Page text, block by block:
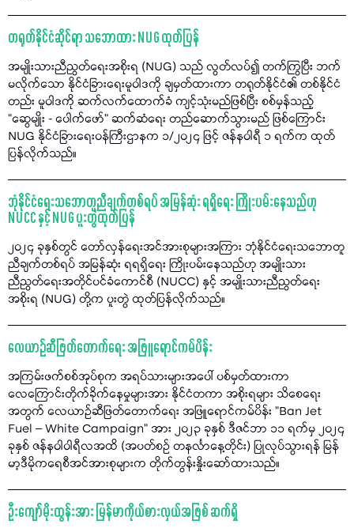
တရုတ်နိုင်ငံဆိုင်ရာ သဘောထား NUG ထုတ်ပြန်
အမျိုးသားညီညွတ်ရေးအစိုးရ (NUG) သည် လွတ်လပ်၍ တက်ကြွပြီး ဘက်
မလိုက်သော နိုင်ငံခြားရေးမူဝါဒကို ချမှတ်ထားကာ တရုတ်နိုင်ငံ၏ တစ်နိုင်ငံ
တည်း မူဝါဒကို ဆက်လက်ထောက်ခံ ကျင့်သုံးမည်ဖြစ်ပြီး စစ်မှန်သည့်
"ဆွေမျိုး - ပေါက်ဖော်" ဆက်ဆံရေး တည်ဆောက်သွားမည် ဖြစ်ကြောင်း
NUG နိုင်ငံခြားရေးဝန်ကြီးဌာနက ၁/၂၀၂၄ ဖြင့် ဇန်နဝါရီ ၁ ရက်က ထုတ်
ပြန်လိုက်သည်။
ဘုံနိုင်ငံရေးသဘောတူညီချက်တစ်ရပ် အမြန်ဆုံး ရရှိရေး ကြိုးပမ်းနေသည်ဟု
NUCC နှင့် NUG ပူးတွဲထုတ်ပြန်
၂၀၂၄ ခုနှစ်တွင် တော်လှန်ရေးအင်အားစုများအကြား ဘုံနိုင်ငံရေးသဘောတူ
ညီချက်တစ်ရပ် အမြန်ဆုံး ရရရှိရေး ကြိုးပမ်းနေသည်ဟု အမျိုးသား
ညီညွတ်ရေးအတိုင်ပင်ခံကောင်စီ (NUCC) နှင့် အမျိုးသားညီညွတ်ရေး
အစိုးရ (NUG) တို့က ပူးတွဲ ထုတ်ပြန်လိုက်သည်။
လေယာဉ်ဆီဖြတ်တောက်ရေး အဖြူရောင်ကမ်ပိန်း
အကြမ်းဖက်စစ်အုပ်စုက အရပ်သားများအပေါ် ပစ်မှတ်ထားကာ
လေကြောင်းတိုက်ခိုက်နေမှုများအား နိုင်ငံတကာ အစိုးရများ သိစေရေး
အတွက် လေယာဉ်ဆီဖြတ်တောက်ရေး အဖြူရောင်ကမ်ပိန်း "Ban Jet
Fuel – White Campaign” အား ၂၀၂၃ ခုနှစ် ဒီဇင်ဘာ ၁၁ ရက်မှ ၂၀၂၄
ခုနှစ် ဇန်နဝါဝါရီလအထိ (အပတ်စဉ် တနင်္လာနေ့တိုင်း) ပြုလုပ်သွားရန် မြန်
မာ့ဒီမိုကရေစီအင်အားစုများက တိုက်တွန်းနှိုးဆော်ထားသည်။
ဦးကျော်မိုးထွန်းအား မြန်မာကိုယ်စားလှယ်အဖြစ် ဆက်ရှိ